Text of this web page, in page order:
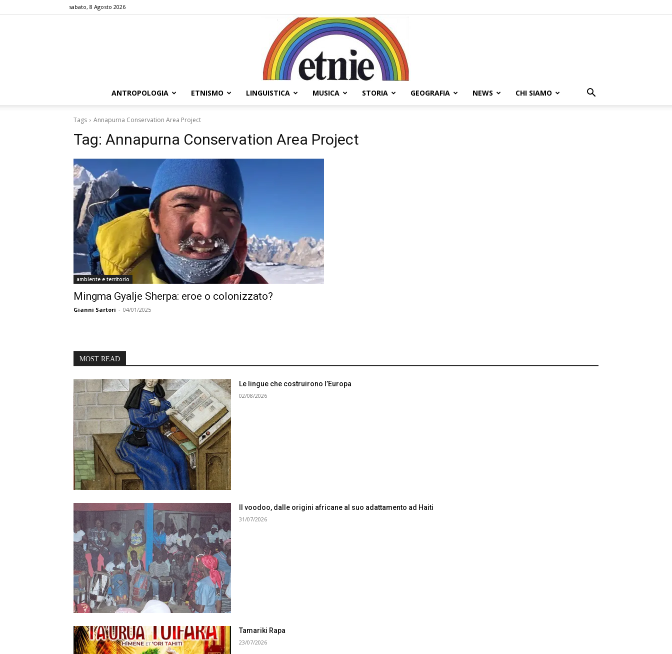
sabato, 8 Agosto 2026
ANTROPOLOGIA ETNISMO LINGUISTICA MUSICA STORIA GEOGRAFIA NEWS CHI SIAMO
Tags Annapurna Conservation Area Project
Tag: Annapurna Conservation Area Project
ambiente e territorio
Mingma Gyalje Sherpa: eroe o colonizzato?
Gianni Sartori - 04/01/2025
MOST READ
Le lingue che costruirono l’Europa
02/08/2026
Il voodoo, dalle origini africane al suo adattamento ad Haiti
31/07/2026
Tamariki Rapa
23/07/2026